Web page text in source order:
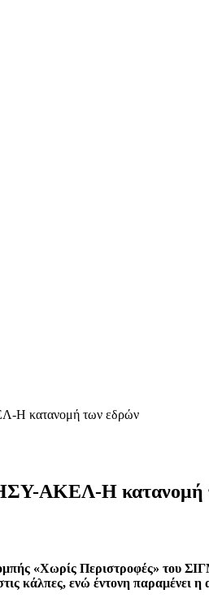
Η κατανομή των εδρών
ΑΚΕΛ-Η κατανομή
«Χωρίς Περιστροφές» του
κάλπες, ενώ έντονη παραμένει